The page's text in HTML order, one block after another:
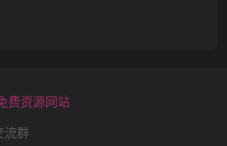
费资源网站
流群